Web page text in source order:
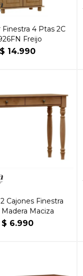
Finestra 4 Ptas 2C
Freijo
$ 14.990
Cajones Finestra
Madera Maciza
$ 6.990